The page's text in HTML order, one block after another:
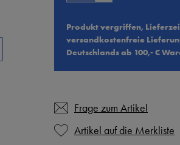
Produkt vergriffen,
versandkostenfreie
Deutschlands ab 100,- €
Frage zum Artikel